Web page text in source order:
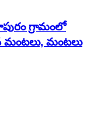
గ్రామంలో
మంటలు